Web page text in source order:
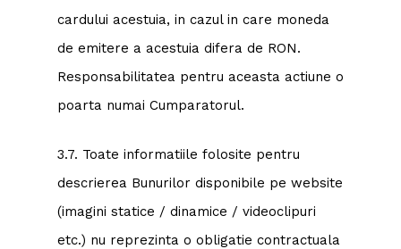
cardului acestuia, in cazul in care moneda
de emitere a acestuia difera de RON.
Responsabilitatea pentru aceasta actiune o
poarta numai Cumparatorul.
3.7. Toate informatiile folosite pentru
descrierea Bunurilor disponibile pe website
(imagini statice / dinamice / videoclipuri
etc.) nu reprezinta o obligatie contractuala